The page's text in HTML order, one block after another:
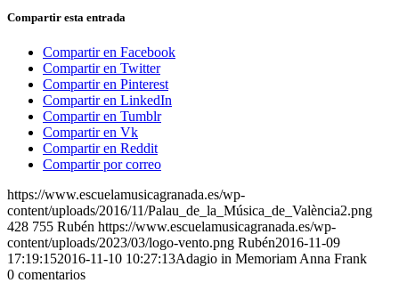
Compartir esta entrada
Compartir en Facebook
Compartir en Twitter
Compartir en Pinterest
Compartir en LinkedIn
Compartir en Tumblr
Compartir en Vk
Compartir en Reddit
Compartir por correo
https://www.escuelamusicagranada.es/wp-
content/uploads/2016/11/Palau_de_la_Música_de_València2.png
428 755 Rubén https://www.escuelamusicagranada.es/wp-
content/uploads/2023/03/logo-vento.png Rubén2016-11-09
17:19:152016-11-10 10:27:13Adagio in Memoriam Anna Frank
0 comentarios